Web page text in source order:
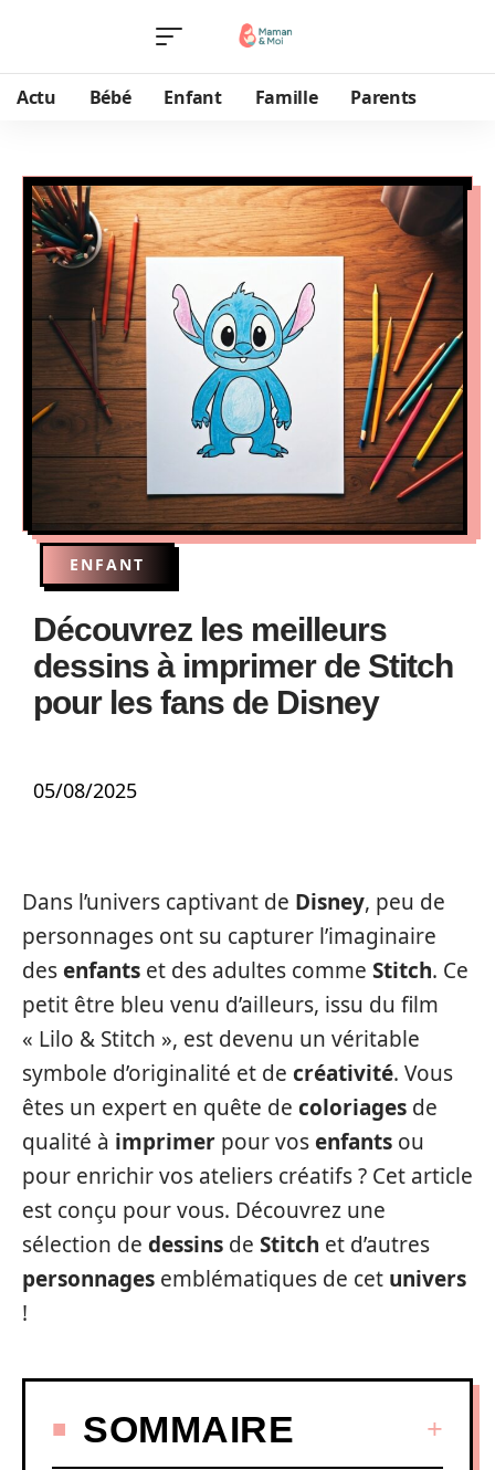
Actu Bébé Enfant Famille Parents
ENFANT
Découvrez les meilleurs
dessins à imprimer de Stitch
pour les fans de Disney
05/08/2025
Dans l’univers captivant de Disney, peu de
personnages ont su capturer l’imaginaire
desenfants et des adultes comme Stitch. Ce
petit être bleu venu d’ailleurs, issu du film
« Lilo & Stitch », est devenu un véritable
symbole d’originalité et de créativité. Vous
êtes un expert en quête de coloriages de
qualité à imprimer pour vosenfants ou
pour enrichir vos ateliers créatifs ? Cet article
est conçu pour vous. Découvrez une
sélection de dessins de Stitch et d’autres
personnages emblématiques de cet univers
!
SOMMAIRE